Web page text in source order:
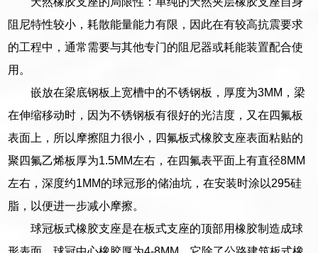
阻尼特性较小，耗散能量能力有限，因此在有较高抗震要求
的工程中，通常需要与其他专门的阻尼器或耗能装置配合使
用。
嵌放在梁底钢板上宽槽中的不锈钢板，厚度为3MM，梁
在伸缩移动时，因为不锈钢板有很好的光洁度，又在四氟板
表面上，所以摩擦阻力很小，四氟板式橡胶支座表面粘贴的
聚四氟乙烯板厚为1.5MM左右，在四氟表平面上有直径8MM
左右，深度约1MM的球冠形的储油坑，在安装时涂以295硅
脂，以便进一步减小摩擦。
球冠板式橡胶支座是在板式支座的顶部用橡胶制造成球